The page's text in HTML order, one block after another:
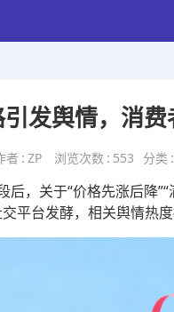
发舆情，消费
者 : ZP 浏览次数 : 553 分类 :
，关于“价格先涨后降”“
平台发酵，相关舆情热度